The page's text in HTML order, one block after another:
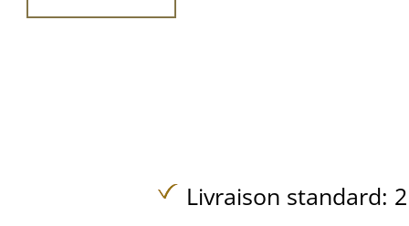
Livraison standard: